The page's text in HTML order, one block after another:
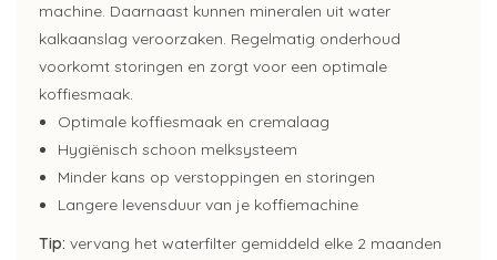
machine. Daarnaast kunnen mineralen uit water
kalkaanslag veroorzaken. Regelmatig onderhoud
voorkomt storingen en zorgt voor een optimale
koffiesmaak.
Optimale koffiesmaak en cremalaag
Hygiënisch schoon melksysteem
Minder kans op verstoppingen en storingen
Langere levensduur van je koffiemachine
Tip: vervang het waterfilter gemiddeld elke 2 maanden